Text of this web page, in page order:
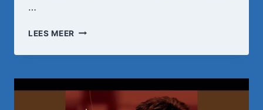
…
LEES MEER VERLOREN
ALLEEN